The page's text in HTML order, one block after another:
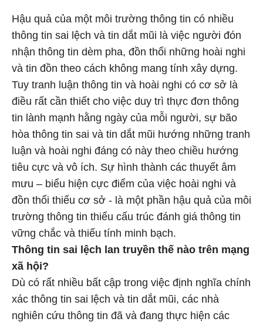
Hậu quả của một môi trường thông tin có nhiều
thông tin sai lệch và tin dắt mũi là việc người đón
nhận thông tin dèm pha, đồn thổi những hoài nghi
và tin đồn theo cách không mang tính xây dựng.
Tuy tranh luận thông tin và hoài nghi có cơ sở là
điều rất cần thiết cho việc duy trì thực đơn thông
tin lành mạnh hằng ngày của mỗi người, sự bão
hòa thông tin sai và tin dắt mũi hướng những tranh
luận và hoài nghi đáng có này theo chiều hướng
tiêu cực và vô ích. Sự hình thành các thuyết âm
mưu – biểu hiện cực điểm của việc hoài nghi và
đồn thổi thiếu cơ sở - là một phần hậu quả của môi
trường thông tin thiếu cấu trúc đánh giá thông tin
vững chắc và thiếu tính minh bạch.
Thông tin sai lệch lan truyền thế nào trên mạng
xã hội?
Dù có rất nhiều bất cập trong việc định nghĩa chính
xác thông tin sai lệch và tin dắt mũi, các nhà
nghiên cứu thông tin đã và đang thực hiện các